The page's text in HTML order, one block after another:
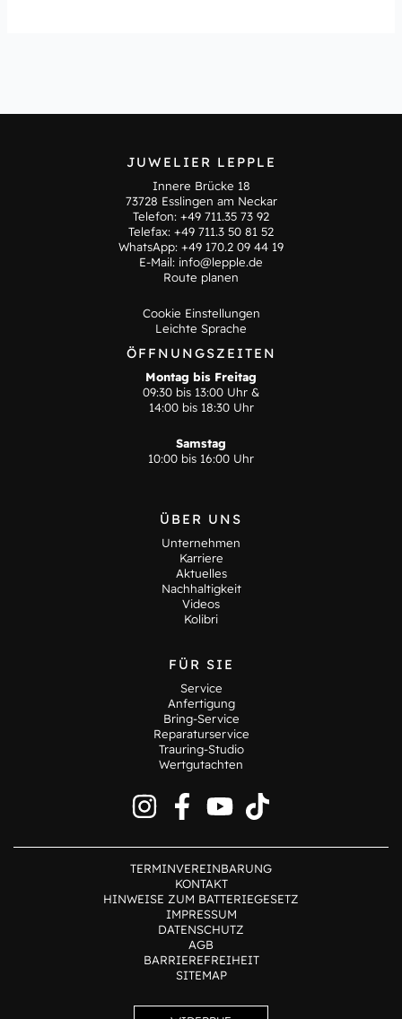
JUWELIER LEPPLE
Innere Brücke 18
73728 Esslingen am Neckar
Telefon: +49 711.35 73 92
Telefax: +49 711.3 50 81 52
WhatsApp: +49 170.2 09 44 19
E-Mail: info@lepple.de
Route planen
Cookie Einstellungen
Leichte Sprache
ÖFFNUNGSZEITEN
Montag bis Freitag
09:30 bis 13:00 Uhr &
14:00 bis 18:30 Uhr
Samstag
10:00 bis 16:00 Uhr
ÜBER UNS
Unternehmen
Karriere
Aktuelles
Nachhaltigkeit
Videos
Kolibri
FÜR SIE
Service
Anfertigung
Bring-Service
Reparaturservice
Trauring-Studio
Wertgutachten
TERMINVEREINBARUNG
KONTAKT
HINWEISE ZUM BATTERIEGESETZ
IMPRESSUM
DATENSCHUTZ
AGB
BARRIEREFREIHEIT
SITEMAP